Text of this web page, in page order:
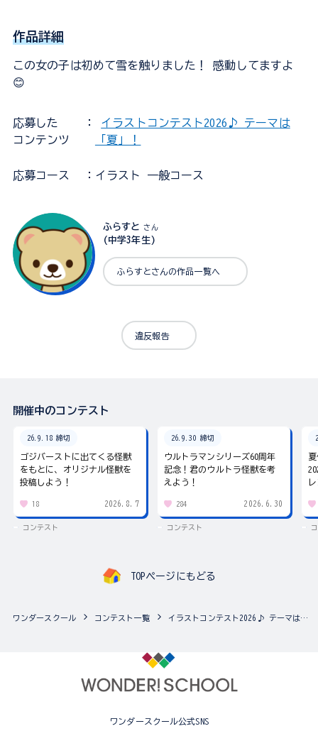
作品詳細
この女の子は初めて雪を触りました！ 感動してますよ
😊
応募した
コンテンツ
： イラストコンテスト2026♪ テーマは
「夏」！
応募コース ：イラスト 一般コース
ふらすと さん
(中学3年生)
ふらすとさんの作品一覧へ
違反報告
開催中のコンテスト
26.9.18 締切
ゴジバーストに出てくる怪獣
をもとに、オリジナル怪獣を
投稿しよう！
18 2026.8.7
コンテスト
26.9.30 締切
ウルトラマンシリーズ60周年
記念！君のウルトラ怪獣を考
えよう！
284 2026.6.30
コンテスト
TOPページにもどる
ワンダースクール コンテスト一覧 イラストコンテスト2026♪ テーマは「夏」！
ワンダースクール公式SNS